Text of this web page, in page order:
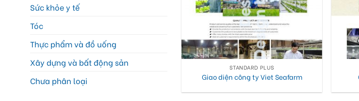
Sức khỏe y tế
Tóc
Thực phẩm và đồ uống
Xây dựng và bất động sản
Chưa phân loại
STANDARD PLUS
Giao diện công ty Viet Seafarm